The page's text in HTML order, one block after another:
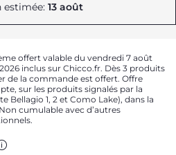
estimée: 13 août
offert valable du vendredi 7 août
inclus sur Chicco.fr. Dès 3 produits
de la commande est offert. Offre
sur les produits signalés par la
Bellagio 1, 2 et Como Lake), dans la
cumulable avec d’autres